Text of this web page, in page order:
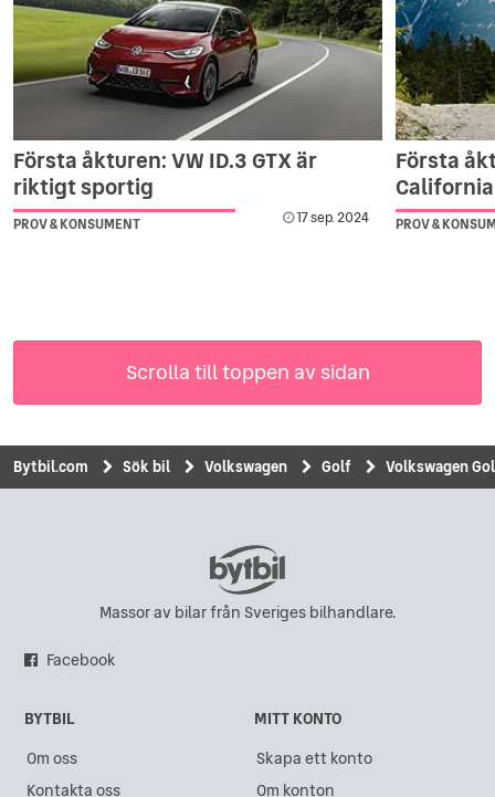
Första åkturen: VW ID.3 GTX är
riktigt sportig
PROV & KONSUMENT 17 sep. 2024
Första
California
PROV &
Scrolla till toppen av sidan
Bytbil.com Sök bil Volkswagen Golf Volkswagen
Massor av bilar från Sveriges bilhandlare.
Facebook
BYTBIL
Om oss
Kontakta oss
MITT KONTO
Skapa ett konto
Om konton